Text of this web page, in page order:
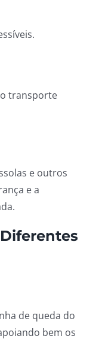
transporte
e outros
e a
de queda do
bem os